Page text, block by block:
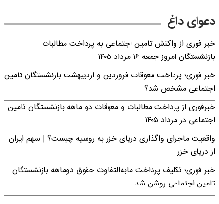
دعوای داغ
خبر فوری از واکنش تامین اجتماعی به پرداخت مطالبات
بازنشستگان امروز جمعه ۱۶ مرداد ۱۴۰۵
خبر فوری؛ پرداخت معوقات فروردین و اردیبهشت بازنشستگان تامین
اجتماعی مشخص شد؟
خبرفوری از پرداخت مطالبات و معوقات دو ماهه بازنشستگان تامین
اجتماعی در مرداد ۱۴۰۵
واقعیت ماجرای واگذاری دریای خزر به روسیه چیست؟ | سهم ایران
از دریای خزر
خبر فوری؛ تکلیف پرداخت مابه‌التفاوت حقوق دوماهه بازنشستگان
تامین اجتماعی روشن شد